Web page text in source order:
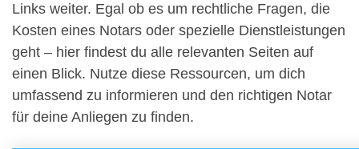
Links weiter. Egal ob es um rechtliche Fragen, die
Kosten eines Notars oder spezielle Dienstleistungen
geht – hier findest du alle relevanten Seiten auf
einen Blick. Nutze diese Ressourcen, um dich
umfassend zu informieren und den richtigen Notar
für deine Anliegen zu finden.